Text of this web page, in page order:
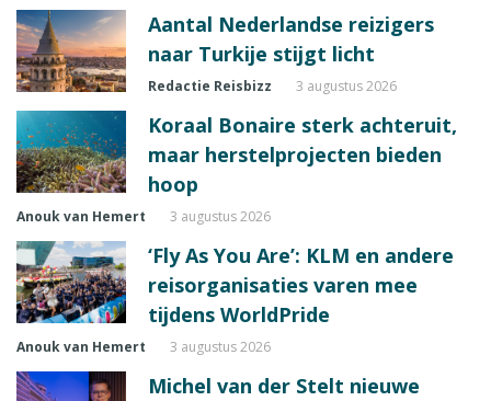
Aantal Nederlandse reizigers
naar Turkije stijgt licht
Redactie Reisbizz 3 augustus 2026
Koraal Bonaire sterk achteruit,
maar herstelprojecten bieden
hoop
Anouk van Hemert 3 augustus 2026
‘Fly As You Are’: KLM en andere
reisorganisaties varen mee
tijdens WorldPride
Anouk van Hemert 3 augustus 2026
Michel van der Stelt nieuwe